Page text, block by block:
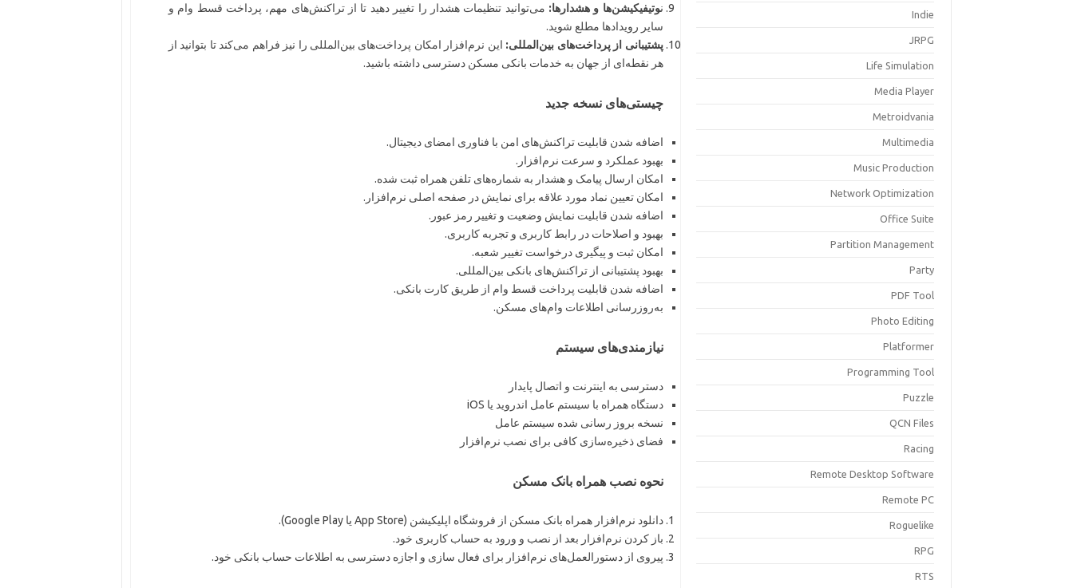
نوتیفیکیشن‌ها و هشدارها: می‌توانید تنظیمات هشدار را تغییر دهید تا از تراکنش‌های مهم، پرداخت قسط وام و
سایر رویدادها مطلع شوید.
پشتیبانی از پرداخت‌های بین‌المللی: این نرم‌افزار امکان پرداخت‌های بین‌المللی را نیز فراهم می‌کند تا بتوانید از
هر نقطه‌ای از جهان به خدمات بانکی مسکن دسترسی داشته باشید.
چیستی‌های نسخه جدید
اضافه شدن قابلیت تراکنش‌های امن با فناوری امضای دیجیتال.
بهبود عملکرد و سرعت نرم‌افزار.
امکان ارسال پیامک و هشدار به شماره‌های تلفن همراه ثبت شده.
امکان تعیین نماد مورد علاقه برای نمایش در صفحه اصلی نرم‌افزار.
اضافه شدن قابلیت نمایش وضعیت و تغییر رمز عبور.
بهبود و اصلاحات در رابط کاربری و تجربه کاربری.
امکان ثبت و پیگیری درخواست تغییر شعبه.
بهبود پشتیبانی از تراکنش‌های بانکی بین‌المللی.
اضافه شدن قابلیت پرداخت قسط وام از طریق کارت بانکی.
به‌روزرسانی اطلاعات وام‌های مسکن.
نیازمندی‌های سیستم
دسترسی به اینترنت و اتصال پایدار
دستگاه همراه با سیستم عامل اندروید یا iOS
نسخه بروز رسانی شده سیستم عامل
فضای ذخیره‌سازی کافی برای نصب نرم‌افزار
نحوه نصب همراه بانک مسکن
دانلود نرم‌افزار همراه بانک مسکن از فروشگاه اپلیکیشن (App Store یا Google Play).
باز کردن نرم‌افزار بعد از نصب و ورود به حساب کاربری خود.
پیروی از دستورالعمل‌های نرم‌افزار برای فعال سازی و اجازه دسترسی به اطلاعات حساب بانکی خود.
Indie
JRPG
Life Simulation
Media Player
Metroidvania
Multimedia
Music Production
Network Optimization
Office Suite
Partition Management
Party
PDF Tool
Photo Editing
Platformer
Programming Tool
Puzzle
QCN Files
Racing
Remote Desktop Software
Remote PC
Roguelike
RPG
RTS